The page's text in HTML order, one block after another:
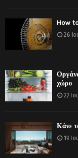
How
26
χώρο
22
Κάνε
19